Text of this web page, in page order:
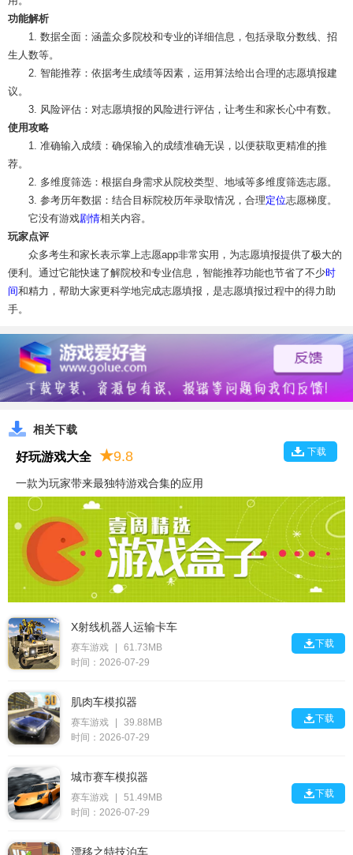
功能解析
1. 数据全面：涵盖众多院校和专业的详细信息，包括录取分数线、招
生人数等。
2. 智能推荐：依据考生成绩等因素，运用算法给出合理的志愿填报建
议。
3. 风险评估：对志愿填报的风险进行评估，让考生和家长心中有数。
使用攻略
1. 准确输入成绩：确保输入的成绩准确无误，以便获取更精准的推
荐。
2. 多维度筛选：根据自身需求从院校类型、地域等多维度筛选志愿。
3. 参考历年数据：结合目标院校历年录取情况，合理定位志愿梯度。
它没有游戏剧情相关内容。
玩家点评
众多考生和家长表示掌上志愿app非常实用，为志愿填报提供了极大的
便利。通过它能快速了解院校和专业信息，智能推荐功能也节省了不少时
间和精力，帮助大家更科学地完成志愿填报，是志愿填报过程中的得力助
手。
相关下载
下载
好玩游戏大全 ★9.8
一款为玩家带来最独特游戏合集的应用
X射线机器人运输卡车
赛车游戏 |
61.73MB
时间：2026-07-29
下载
肌肉车模拟器
赛车游戏 |
39.88MB
时间：2026-07-29
下载
城市赛车模拟器
赛车游戏 |
51.49MB
时间：2026-07-29
下载
漂移之特技泊车